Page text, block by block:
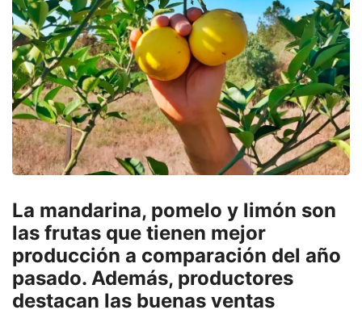
La mandarina, pomelo y limón son
las frutas que tienen mejor
producción a comparación del año
pasado. Además, productores
destacan las buenas ventas